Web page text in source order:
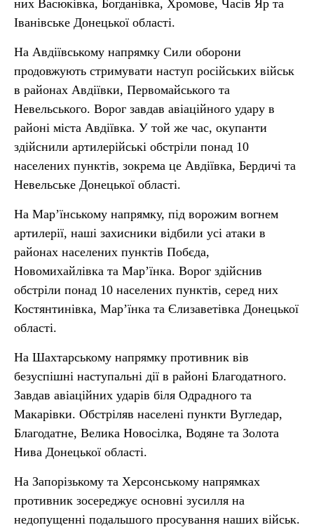
них Васюківка, Богданівка, Хромове, Часів Яр та
Іванівське Донецької області.
На Авдіївському напрямку Сили оборони
продовжують стримувати наступ російських військ
в районах Авдіївки, Первомайського та
Невельського. Ворог завдав авіаційного удару в
районі міста Авдіївка. У той же час, окупанти
здійснили артилерійські обстріли понад 10
населених пунктів, зокрема це Авдіївка, Бердичі та
Невельське Донецької області.
На Мар’їнському напрямку, під ворожим вогнем
артилерії, наші захисники відбили усі атаки в
районах населених пунктів Побєда,
Новомихайлівка та Мар’їнка. Ворог здійснив
обстріли понад 10 населених пунктів, серед них
Костянтинівка, Мар’їнка та Єлизаветівка Донецької
області.
На Шахтарському напрямку противник вів
безуспішні наступальні дії в районі Благодатного.
Завдав авіаційних ударів біля Одрадного та
Макарівки. Обстріляв населені пункти Вугледар,
Благодатне, Велика Новосілка, Водяне та Золота
Нива Донецької області.
На Запорізькому та Херсонському напрямках
противник зосереджує основні зусилля на
недопущенні подальшого просування наших військ.